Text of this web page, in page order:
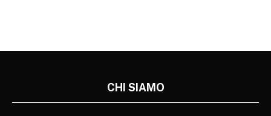
CHI SIAMO